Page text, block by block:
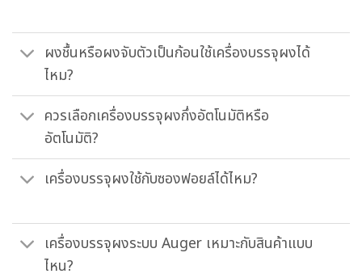
ผงชื้นหรือผงจับตัวเป็นก้อนใช้เครื่องบรรจุผงได้
ไหม?
ควรเลือกเครื่องบรรจุผงกึ่งอัตโนมัติหรือ
อัตโนมัติ?
เครื่องบรรจุผงใช้กับซองฟอยล์ได้ไหม?
เครื่องบรรจุผงระบบ Auger เหมาะกับสินค้าแบบ
ไหน?